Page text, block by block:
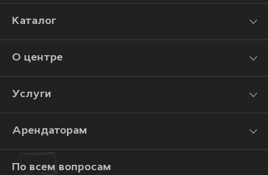
Каталог
О центре
Услуги
Арендаторам
По всем вопросам